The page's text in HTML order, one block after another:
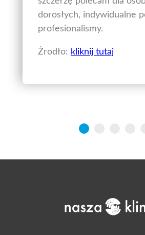
dorosłych, indywidualne
profesionalismy.
Żrodło: kliknij tutaj